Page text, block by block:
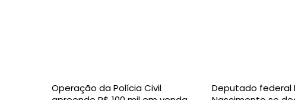
Operação da Polícia Civil
Deputado federal